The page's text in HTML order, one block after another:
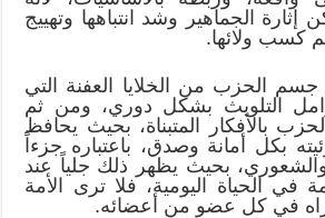
إثارة الجماهير وشد انتباهها وتهييج
كسب ولائها.
الحزب من الخلايا العفنة التي
التلويث بشكل دوري، ومن ثم
بالأفكار المتبناة، بحيث يحافظ
بكل أمانة وصدق، باعتباره جزءاً
بحيث يظهر ذلك جلياً عند
في الحياة اليومية، فلا ترى الأمة
في كل عضو من أعضائه.